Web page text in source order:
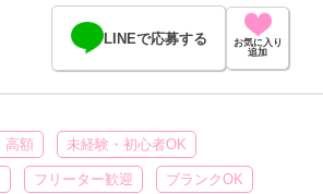
LINEで応募する
お気に入り
追加
高額 未経験・初心者OK
フリーター歓迎 ブランクOK